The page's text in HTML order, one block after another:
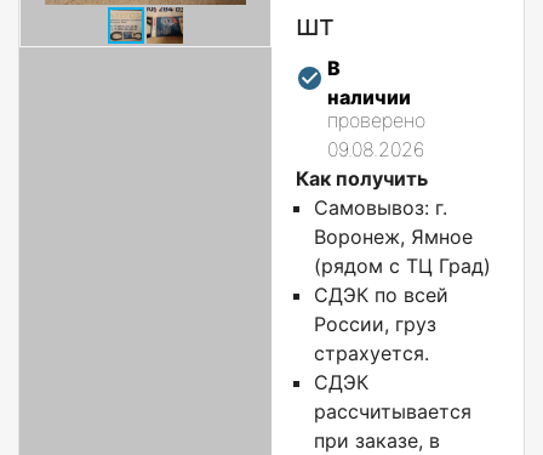
шт
В
наличии
проверено
09.08.2026
Как получить
Самовывоз: г.
Воронеж, Ямное
(рядом с ТЦ Град)
СДЭК по всей
России, груз
страхуется.
СДЭК
рассчитывается
при заказе, в